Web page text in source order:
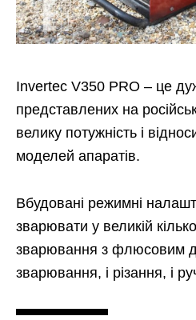
Invertec V350 PRO – це
представлених на
велику потужність і
моделей апаратів.
Вбудовані режимні
зварювати у великій
зварювання з флюсовим
зварювання, і різання, і